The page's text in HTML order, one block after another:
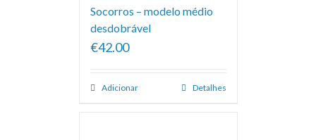
Socorros – modelo médio
desdobrável
€42.00
Adicionar Detalhes